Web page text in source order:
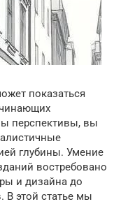
показаться
перспективы, вы
глубины. Умение
востребовано
и дизайна до
В этой статье мы